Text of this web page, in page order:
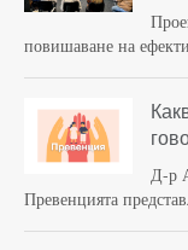
повишаване на
Д-р
Превенцията